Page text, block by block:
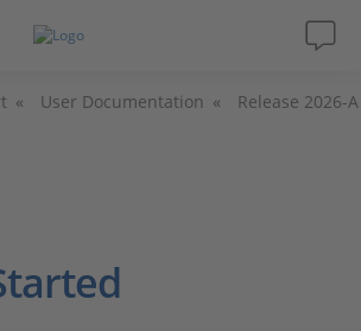
User Documentation Release 2026-A